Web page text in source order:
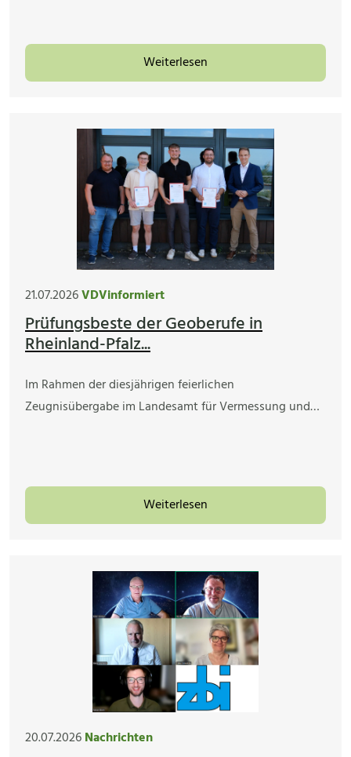
Weiterlesen
21.07.2026VDVinformiert
Prüfungsbeste der Geoberufe in
Rheinland-Pfalz...
Im Rahmen der diesjährigen feierlichen
Zeugnisübergabe im Landesamt für Vermessung und…
Weiterlesen
20.07.2026Nachrichten